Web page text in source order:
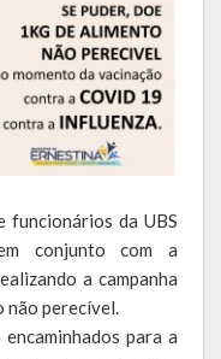
Orlando Rojas
João Alfredo Sachser
Osvaldo Cruz
funcionários da UBS
conjunto com a
a campanha
não perecível.
para a